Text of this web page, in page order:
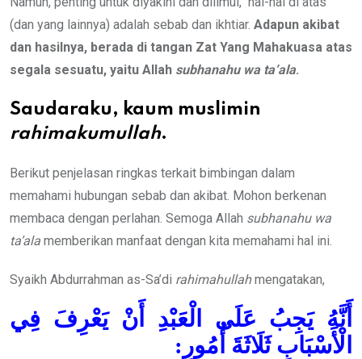
(dan yang lainnya) adalah sebab dan ikhtiar. Adapun akibat
dan hasilnya, berada di tangan Zat Yang Mahakuasa atas
segala sesuatu, yaitu Allah subhanahu wa ta’ala.
Saudaraku, kaum muslimin
rahimakumullah.
Berikut penjelasan ringkas terkait bimbingan dalam
memahami hubungan sebab dan akibat. Mohon berkenan
membaca dengan perlahan. Semoga Allah subhanahu wa
ta’ala memberikan manfaat dengan kita memahami hal ini.
Syaikh Abdurrahman as-Sa’di rahimahullahmengatakan,
أَنَّهُ يَجِبُ عَلَى الْعَبْدِ أَنْ يَعْرِفَ فِي
الْأَسْبَابِ ثَلَاثَةَ أُمُورٍ: